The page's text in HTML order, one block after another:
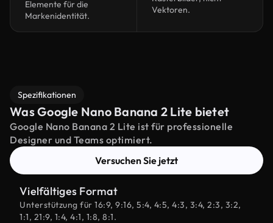
Elemente für die
Markenidentität.
Vektoren.
Spezifikationen
Was Google Nano Banana 2 Lite bietet
Google Nano Banana 2 Lite ist für professionelle
Designer und Teams optimiert.
Versuchen Sie jetzt
Vielfältiges Format
Unterstützung für 16:9, 9:16, 5:4, 4:5, 4:3, 3:4, 2:3, 3:2,
1:1, 21:9, 1:4, 4:1, 1:8, 8:1.